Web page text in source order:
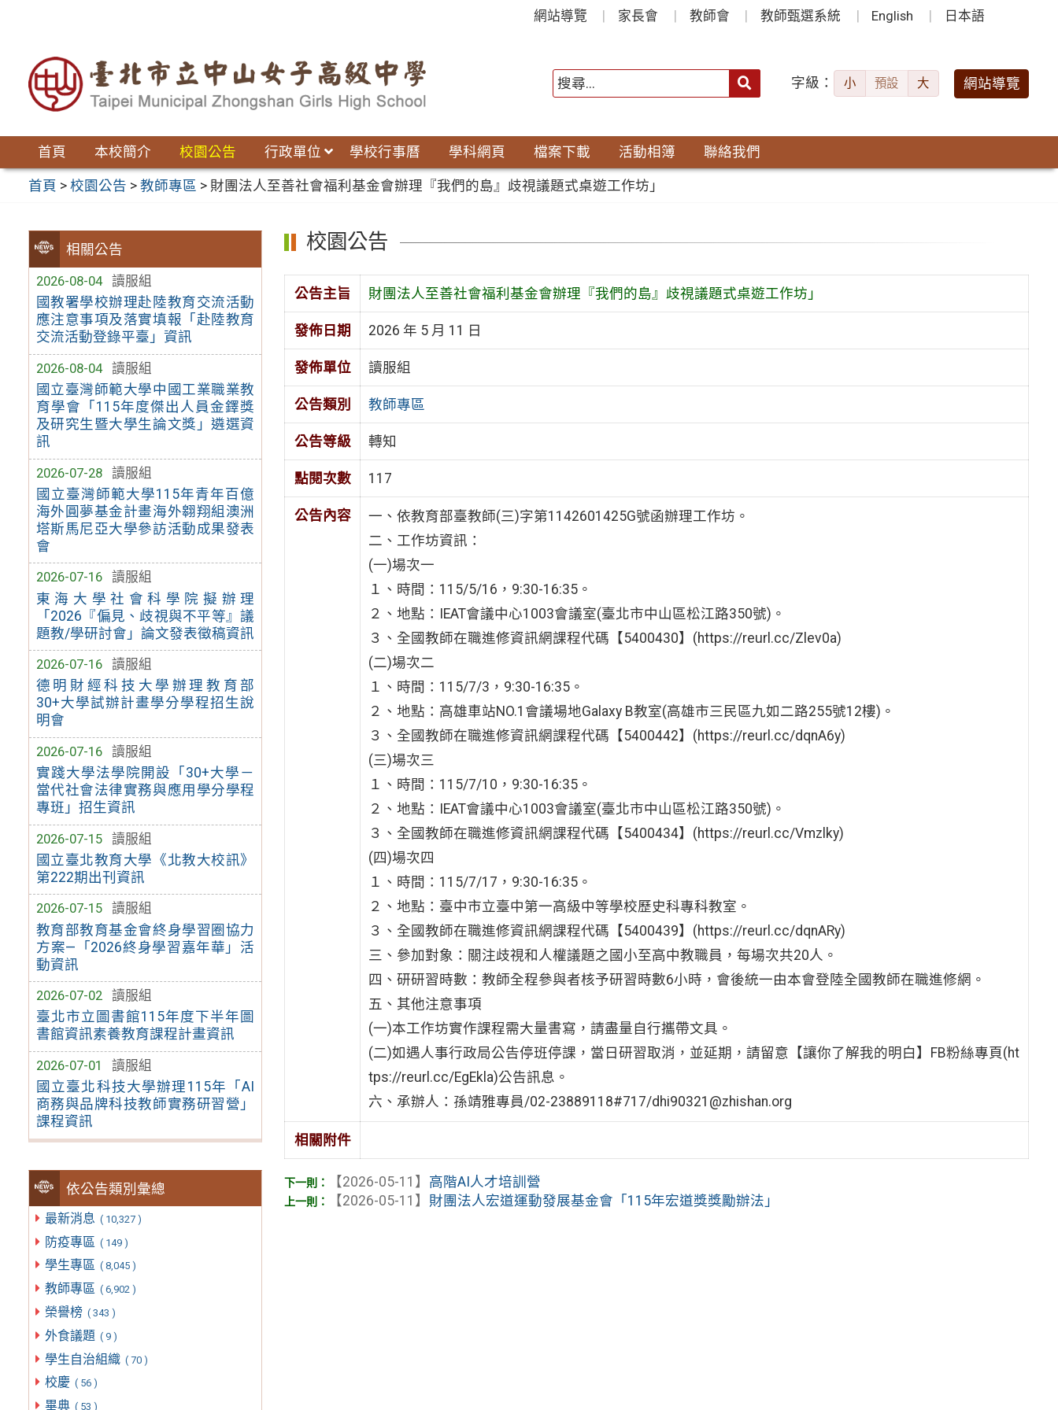
網站導覽 家長會 教師會 教師甄選系統 English 日本語
字級： 小 預設 大 網站導覽
首頁 本校簡介 校園公告 行政單位 學校行事曆 學科網頁 檔案下載 活動相簿 聯絡我們
首頁 >校園公告 >教師專區 > 財團法人至善社會福利基金會辦理『我們的島』歧視議題式桌遊工作坊」
相關公告
2026-08-04
讀服組
國教署學校辦理赴陸教育交流活動
應注意事項及落實填報「赴陸教育
交流活動登錄平臺」資訊
2026-08-04
讀服組
國立臺灣師範大學中國工業職業教
育學會「115年度傑出人員金鐸獎
及研究生暨大學生論文獎」遴選資
訊
2026-07-28
讀服組
國立臺灣師範大學115年青年百億
海外圓夢基金計畫海外翱翔組澳洲
塔斯馬尼亞大學參訪活動成果發表
會
2026-07-16
讀服組
東海大學社會科學院擬辦理
「2026『偏見、歧視與不平等』議
題教/學研討會」論文發表徵稿資訊
2026-07-16
讀服組
德明財經科技大學辦理教育部
30+大學試辦計畫學分學程招生說
明會
2026-07-16
讀服組
實踐大學法學院開設「30+大學－
當代社會法律實務與應用學分學程
專班」招生資訊
2026-07-15
讀服組
國立臺北教育大學《北教大校訊》
第222期出刊資訊
2026-07-15
讀服組
教育部教育基金會終身學習圈協力
方案—「2026終身學習嘉年華」活
動資訊
2026-07-02
讀服組
臺北市立圖書館115年度下半年圖
書館資訊素養教育課程計畫資訊
2026-07-01
讀服組
國立臺北科技大學辦理115年「AI
商務與品牌科技教師實務研習營」
課程資訊
依公告類別彙總
最新消息 ( 10,327 )
防疫專區 ( 149 )
學生專區 ( 8,045 )
教師專區 ( 6,902 )
榮譽榜 ( 343 )
外食議題 ( 9 )
學生自治組織 ( 70 )
校慶 ( 56 )
畢典 ( 53 )
校園公告
公告主旨 財團法人至善社會福利基金會辦理『我們的島』歧視議題式桌遊工作坊」
發佈日期 2026 年 5 月 11 日
發佈單位 讀服組
公告類別 教師專區
公告等級 轉知
點閱次數 117
公告內容
一、依教育部臺教師(三)字第1142601425G號函辦理工作坊。
二、工作坊資訊：
(一)場次一
１、時間：115/5/16，9:30-16:35。
２、地點：IEAT會議中心1003會議室(臺北市中山區松江路350號)。
３、全國教師在職進修資訊網課程代碼【5400430】(https://reurl.cc/Zlev0a)
(二)場次二
１、時間：115/7/3，9:30-16:35。
２、地點：高雄車站NO.1會議場地Galaxy B教室(高雄市三民區九如二路255號12樓)。
３、全國教師在職進修資訊網課程代碼【5400442】(https://reurl.cc/dqnA6y)
(三)場次三
１、時間：115/7/10，9:30-16:35。
２、地點：IEAT會議中心1003會議室(臺北市中山區松江路350號)。
３、全國教師在職進修資訊網課程代碼【5400434】(https://reurl.cc/Vmzlky)
(四)場次四
１、時間：115/7/17，9:30-16:35。
２、地點：臺中市立臺中第一高級中等學校歷史科專科教室。
３、全國教師在職進修資訊網課程代碼【5400439】(https://reurl.cc/dqnARy)
三、參加對象：關注歧視和人權議題之國小至高中教職員，每場次共20人。
四、研研習時數：教師全程參與者核予研習時數6小時，會後統一由本會登陸全國教師在職進修網。
五、其他注意事項
(一)本工作坊實作課程需大量書寫，請盡量自行攜帶文具。
(二)如遇人事行政局公告停班停課，當日研習取消，並延期，請留意【讓你了解我的明白】FB粉絲專頁(ht
tps://reurl.cc/EgEkla)公告訊息。
六、承辦人：孫靖雅專員/02-23889118#717/dhi90321@zhishan.org
相關附件
【2026-05-11】 高階AI人才培訓營
【2026-05-11】 財團法人宏道運動發展基金會「115年宏道獎獎勵辦法」